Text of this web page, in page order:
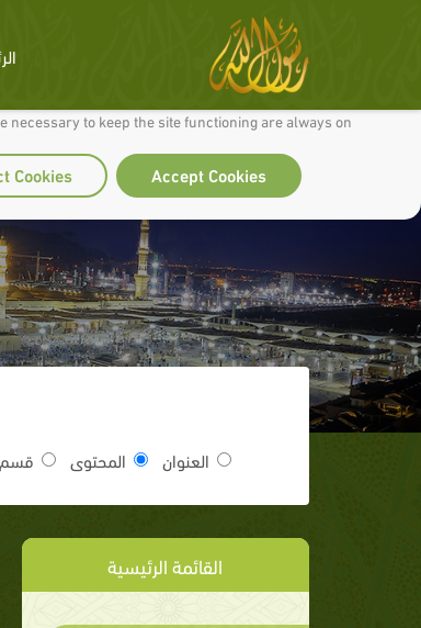
site work well for you and so we can continually improve it.
necessary to keep the site functioning are always on
Accept Cookies
Cookies
العنوان المحتوى قسم
القائمة الرئيسية